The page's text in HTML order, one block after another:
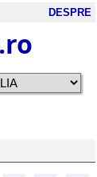
DESPRE